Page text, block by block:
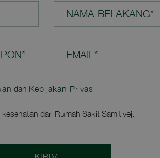
NAMA BELAKANG*
EMAIL*
dan Kebijakan Privasi
dari Rumah Sakit Samitivej.